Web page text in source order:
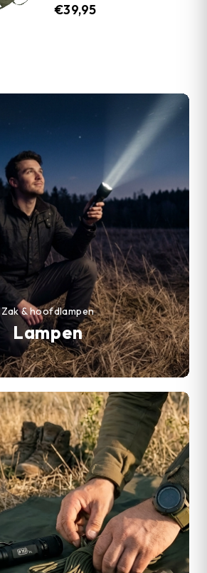
€39,95
Lampen
Zak & hoofdlampen